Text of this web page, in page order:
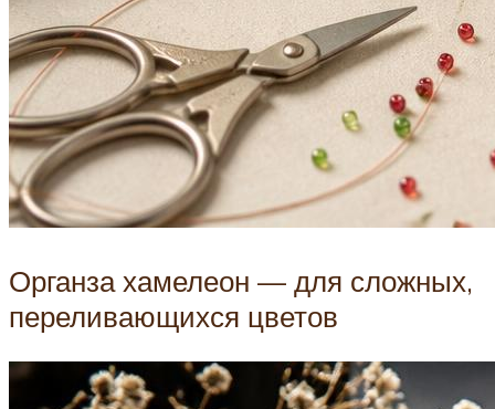
Органза хамелеон — для сложных,
переливающихся цветов